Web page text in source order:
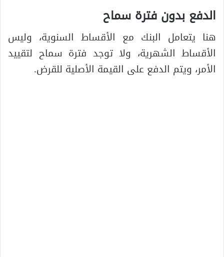
الدفع بدون فترة سماح
هنا يتعامل البنك مع الأقساط السنوية، وليس
الأقساط الشهرية، ولا توجد فترة سماح لتقييد
الأمر، ويتم الدفع على القيمة الأصلية للقرض.